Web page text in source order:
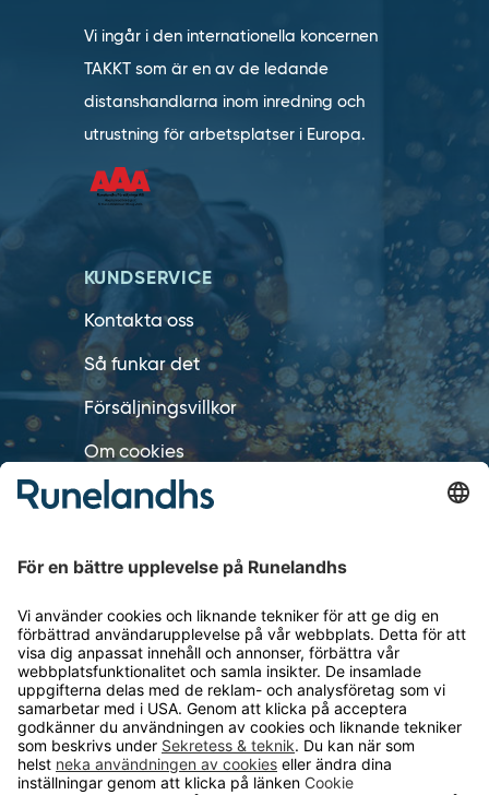
Vi ingår i den internationella koncernen
TAKKT som är en av de ledande
distanshandlarna inom inredning och
utrustning för arbetsplatser i Europa.
KUNDSERVICE
Kontakta oss
Så funkar det
Försäljningsvillkor
Om cookies
Personuppgiftshantering
OM RUNELANDHS
Om Runelandhs
Köpvillkor
Därför ska du välja oss
Lediga jobb